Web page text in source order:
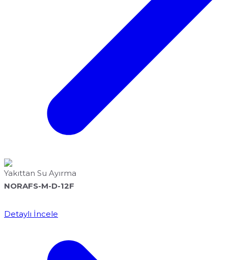
Yakıttan Su Ayırma
NORAFS-M-D-12F
Detaylı İncele